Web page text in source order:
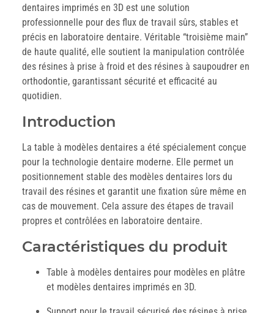
dentaires imprimés en 3D est une solution
professionnelle pour des flux de travail sûrs, stables et
précis en laboratoire dentaire. Véritable “troisième main”
de haute qualité, elle soutient la manipulation contrôlée
des résines à prise à froid et des résines à saupoudrer en
orthodontie, garantissant sécurité et efficacité au
quotidien.
Introduction
La table à modèles dentaires a été spécialement conçue
pour la technologie dentaire moderne. Elle permet un
positionnement stable des modèles dentaires lors du
travail des résines et garantit une fixation sûre même en
cas de mouvement. Cela assure des étapes de travail
propres et contrôlées en laboratoire dentaire.
Caractéristiques du produit
Table à modèles dentaires pour modèles en plâtre
et modèles dentaires imprimés en 3D.